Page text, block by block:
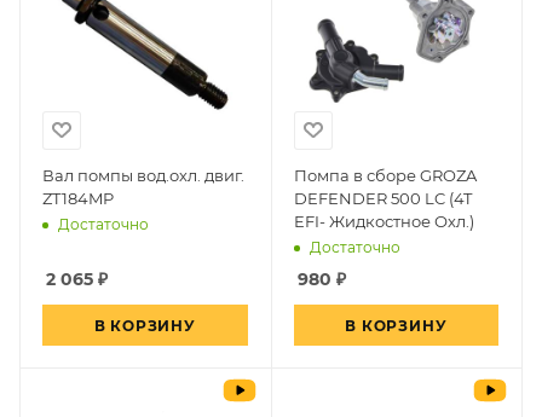
Вал помпы вод.охл. двиг.
ZT184MP
Достаточно
2 065 ₽
В КОРЗИНУ
Помпа в сборе GROZA
DEFENDER 500 LC (4T
EFI- Жидкостное Охл.)
Достаточно
980 ₽
В КОРЗИНУ